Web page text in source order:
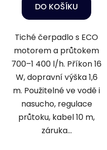
DO KOŠÍKU
Tiché čerpadlo s ECO
motorem a průtokem
700–1 400 l/h. Příkon 16
W, dopravní výška 1,6
m. Použitelné ve vodě i
nasucho, regulace
průtoku, kabel 10 m,
záruka...